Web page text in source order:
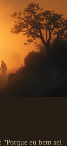
"Porque eu bem sei